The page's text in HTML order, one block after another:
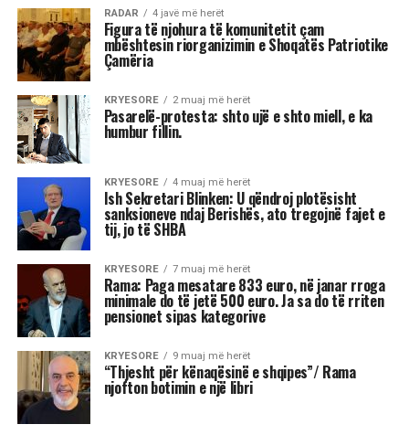
RADAR 4 javë më herët
Figura të njohura të komunitetit çam
mbështesin riorganizimin e Shoqatës Patriotike
Çamëria
KRYESORE 2 muaj më herët
Pasarelë-protesta: shto ujë e shto miell, e ka
humbur fillin.
KRYESORE 4 muaj më herët
Ish Sekretari Blinken: U qëndroj plotësisht
sanksioneve ndaj Berishës, ato tregojnë fajet e
tij, jo të SHBA
KRYESORE 7 muaj më herët
Rama: Paga mesatare 833 euro, në janar rroga
minimale do të jetë 500 euro. Ja sa do të rriten
pensionet sipas kategorive
KRYESORE 9 muaj më herët
“Thjesht për kënaqësinë e shqipes”/ Rama
njofton botimin e një libri